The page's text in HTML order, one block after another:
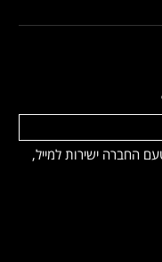
החברה ישירות למייל,